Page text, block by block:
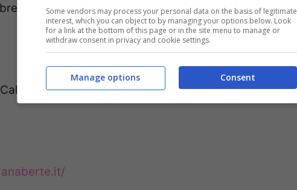
1950
– Calabria – Italia
Some vendors may process your personal data on the basis of legitimate
interest, which you can object to by managing your options below. Look
for a link at the bottom of this page or in the site menu to manage or
withdraw consent in privacy and cookie settings.
Consent
Manage options